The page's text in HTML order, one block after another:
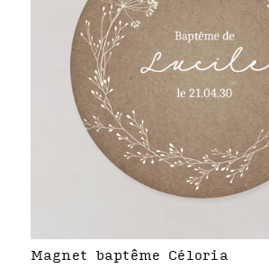
Magnet baptême Céloria